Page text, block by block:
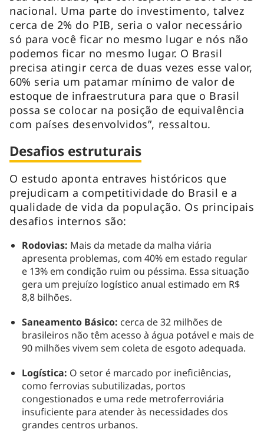
nacional. Uma parte do investimento, talvez
cerca de 2% do PIB, seria o valor necessário
só para você ficar no mesmo lugar e nós não
podemos ficar no mesmo lugar. O Brasil
precisa atingir cerca de duas vezes esse valor,
60% seria um patamar mínimo de valor de
estoque de infraestrutura para que o Brasil
possa se colocar na posição de equivalência
com países desenvolvidos”, ressaltou.
Desafios estruturais
O estudo aponta entraves históricos que
prejudicam a competitividade do Brasil e a
qualidade de vida da população. Os principais
desafios internos são:
Rodovias: Mais da metade da malha viária
apresenta problemas, com 40% em estado regular
e 13% em condição ruim ou péssima. Essa situação
gera um prejuízo logístico anual estimado em R$
8,8 bilhões.
Saneamento Básico: cerca de 32 milhões de
brasileiros não têm acesso à água potável e mais de
90 milhões vivem sem coleta de esgoto adequada.
Logística: O setor é marcado por ineficiências,
como ferrovias subutilizadas, portos
congestionados e uma rede metroferroviária
insuficiente para atender às necessidades dos
grandes centros urbanos.